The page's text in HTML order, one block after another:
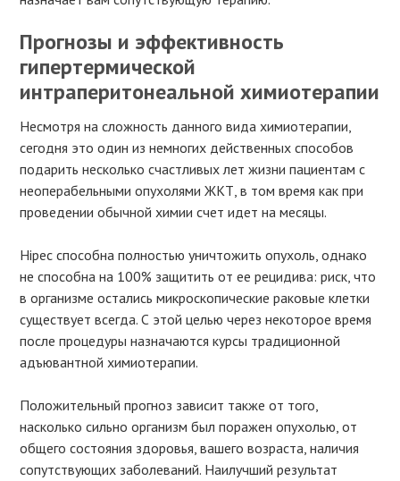
Прогнозы и эффективность
гипертермической
интраперитонеальной химиотерапии
Несмотря на сложность данного вида химиотерапии,
сегодня это один из немногих действенных способов
подарить несколько счастливых лет жизни пациентам с
неоперабельными опухолями ЖКТ, в том время как при
проведении обычной химии счет идет на месяцы.
Hipec способна полностью уничтожить опухоль, однако
не способна на 100% защитить от ее рецидива: риск, что
в организме остались микроскопические раковые клетки
существует всегда. С этой целью через некоторое время
после процедуры назначаются курсы традиционной
адъювантной химиотерапии.
Положительный прогноз зависит также от того,
насколько сильно организм был поражен опухолью, от
общего состояния здоровья, вашего возраста, наличия
сопутствующих заболеваний. Наилучший результат